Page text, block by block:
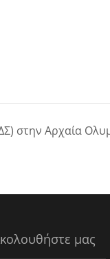
στην Αρχαία
μας